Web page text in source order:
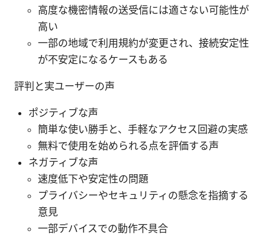
高度な機密情報の送受信には適さない可能性が
高い
一部の地域で利用規約が変更され、接続安定性
が不安定になるケースもある
評判と実ユーザーの声
ポジティブな声
簡単な使い勝手と、手軽なアクセス回避の実感
無料で使用を始められる点を評価する声
ネガティブな声
速度低下や安定性の問題
プライバシーやセキュリティの懸念を指摘する
意見
一部デバイスでの動作不具合